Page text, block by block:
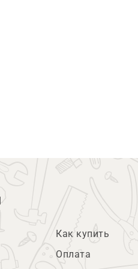
Как купить
Оплата